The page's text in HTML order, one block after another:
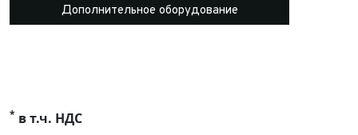
Дополнительное оборудование
* в т.ч. НДС